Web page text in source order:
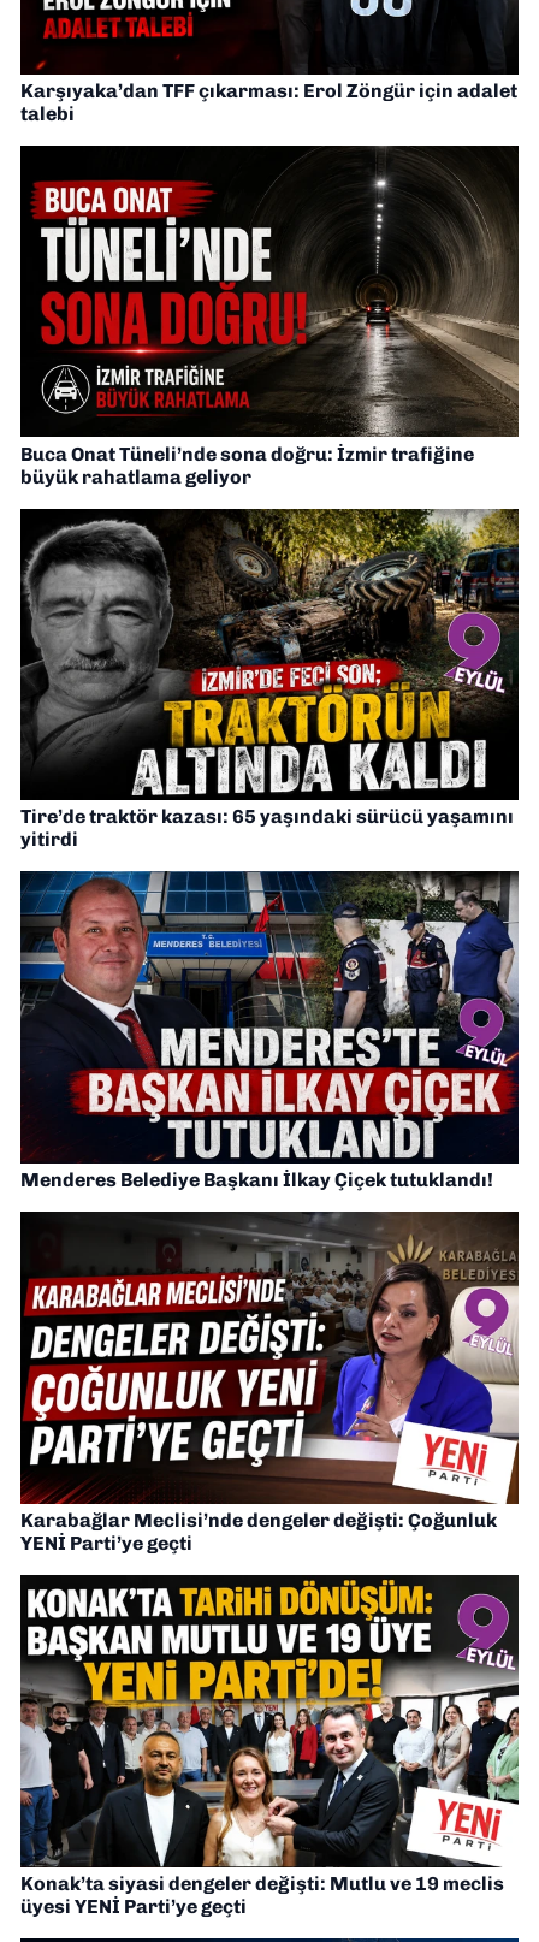
Karşıyaka’dan TFF çıkarması: Erol Zöngür için adalet
talebi
Buca Onat Tüneli’nde sona doğru: İzmir trafiğine
büyük rahatlama geliyor
Tire’de traktör kazası: 65 yaşındaki sürücü yaşamını
yitirdi
Menderes Belediye Başkanı İlkay Çiçek tutuklandı!
Karabağlar Meclisi’nde dengeler değişti: Çoğunluk
YENİ Parti’ye geçti
Konak’ta siyasi dengeler değişti: Mutlu ve 19 meclis
üyesi YENİ Parti’ye geçti